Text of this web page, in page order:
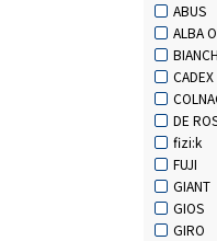
ABUS
ALBA
CADEX
DE
fizi:k
FUJI
GIANT
GIOS
GIRO